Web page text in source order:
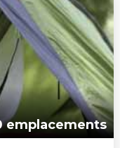
emplacements